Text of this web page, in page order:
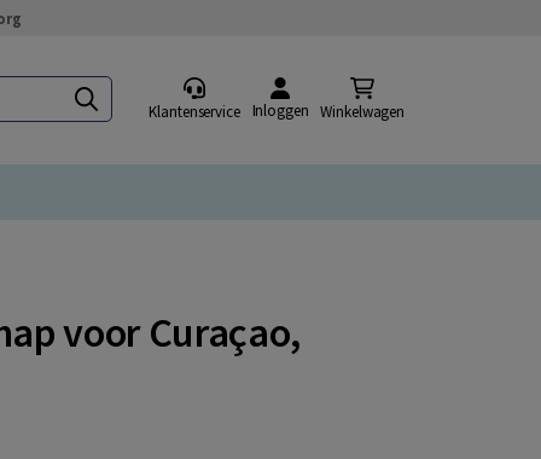
Klantenservice Inloggen Winkelwagen
voor Curaçao,